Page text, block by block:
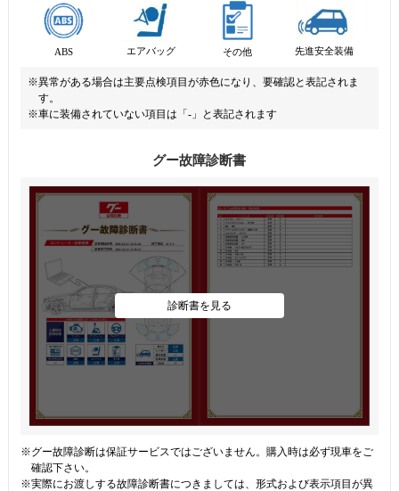
ABS エアバッグ その他 先進安全装備
※異常がある場合は主要点検項目が赤色になり、要確認と表記されま
す。
※車に装備されていない項目は「-」と表記されます
グー故障診断書
診断書を見る
※グー故障診断は保証サービスではございません。購入時は必ず現車をご
確認下さい。
※実際にお渡しする故障診断書につきましては、形式および表示項目が異